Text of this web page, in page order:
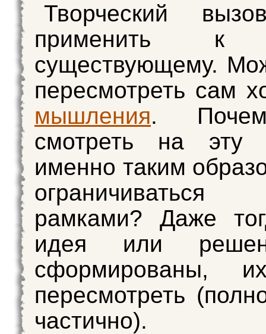
Творческий
применить к
существующему.
пересмотреть сам
мышления.
смотреть на эту
именно таким
рамками? Даже
идея или
сформированы,
пересмотреть
частично).